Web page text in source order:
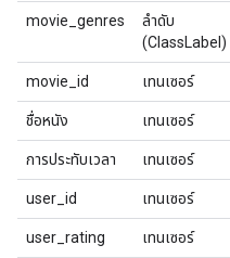
movie_genres
ลำดับ
(ClassLabel)
movie_id เทนเซอร์
ชื่อหนัง เทนเซอร์
การประทับเวลา เทนเซอร์
user_id เทนเซอร์
user_rating เทนเซอร์